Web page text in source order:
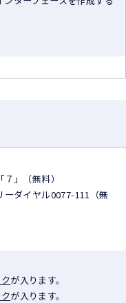
」（無料）
ダイヤル0077-111（無
が入ります。
が入ります。